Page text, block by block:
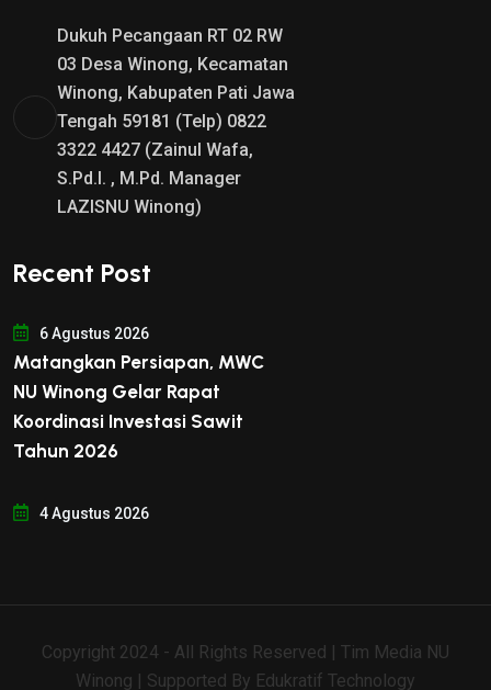
Dukuh Pecangaan RT 02 RW
03 Desa Winong, Kecamatan
Winong, Kabupaten Pati Jawa
Tengah 59181 (Telp) 0822
3322 4427 (Zainul Wafa,
S.Pd.I. , M.Pd. Manager
LAZISNU Winong)
Recent Post
6 Agustus 2026
Matangkan Persiapan, MWC
NU Winong Gelar Rapat
Koordinasi Investasi Sawit
Tahun 2026
4 Agustus 2026
Copyright 2024 - All Rights Reserved | Tim Media NU
Winong | Supported By Edukratif Technology